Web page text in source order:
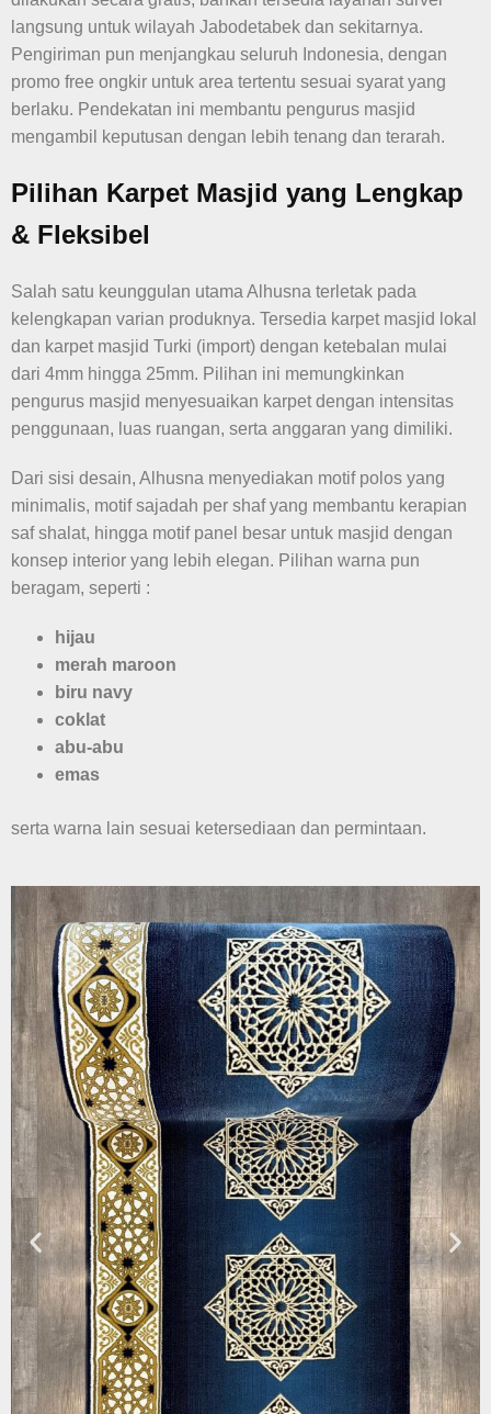
langsung untuk wilayah Jabodetabek dan sekitarnya.
Pengiriman pun menjangkau seluruh Indonesia, dengan
promo free ongkir untuk area tertentu sesuai syarat yang
berlaku. Pendekatan ini membantu pengurus masjid
mengambil keputusan dengan lebih tenang dan terarah.
Pilihan Karpet Masjid yang Lengkap
& Fleksibel
Salah satu keunggulan utama Alhusna terletak pada
kelengkapan varian produknya. Tersedia karpet masjid lokal
dan karpet masjid Turki (import) dengan ketebalan mulai
dari 4mm hingga 25mm. Pilihan ini memungkinkan
pengurus masjid menyesuaikan karpet dengan intensitas
penggunaan, luas ruangan, serta anggaran yang dimiliki.
Dari sisi desain, Alhusna menyediakan motif polos yang
minimalis, motif sajadah per shaf yang membantu kerapian
saf shalat, hingga motif panel besar untuk masjid dengan
konsep interior yang lebih elegan. Pilihan warna pun
beragam, seperti :
hijau
merah maroon
biru navy
coklat
abu-abu
emas
serta warna lain sesuai ketersediaan dan permintaan.